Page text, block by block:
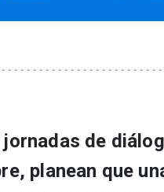
de
planean que